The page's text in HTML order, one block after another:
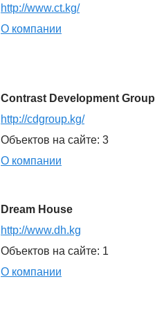
http://www.ct.kg/
О компании
Contrast Development Group
http://cdgroup.kg/
Объектов на сайте: 3
О компании
Dream House
http://www.dh.kg
Объектов на сайте: 1
О компании